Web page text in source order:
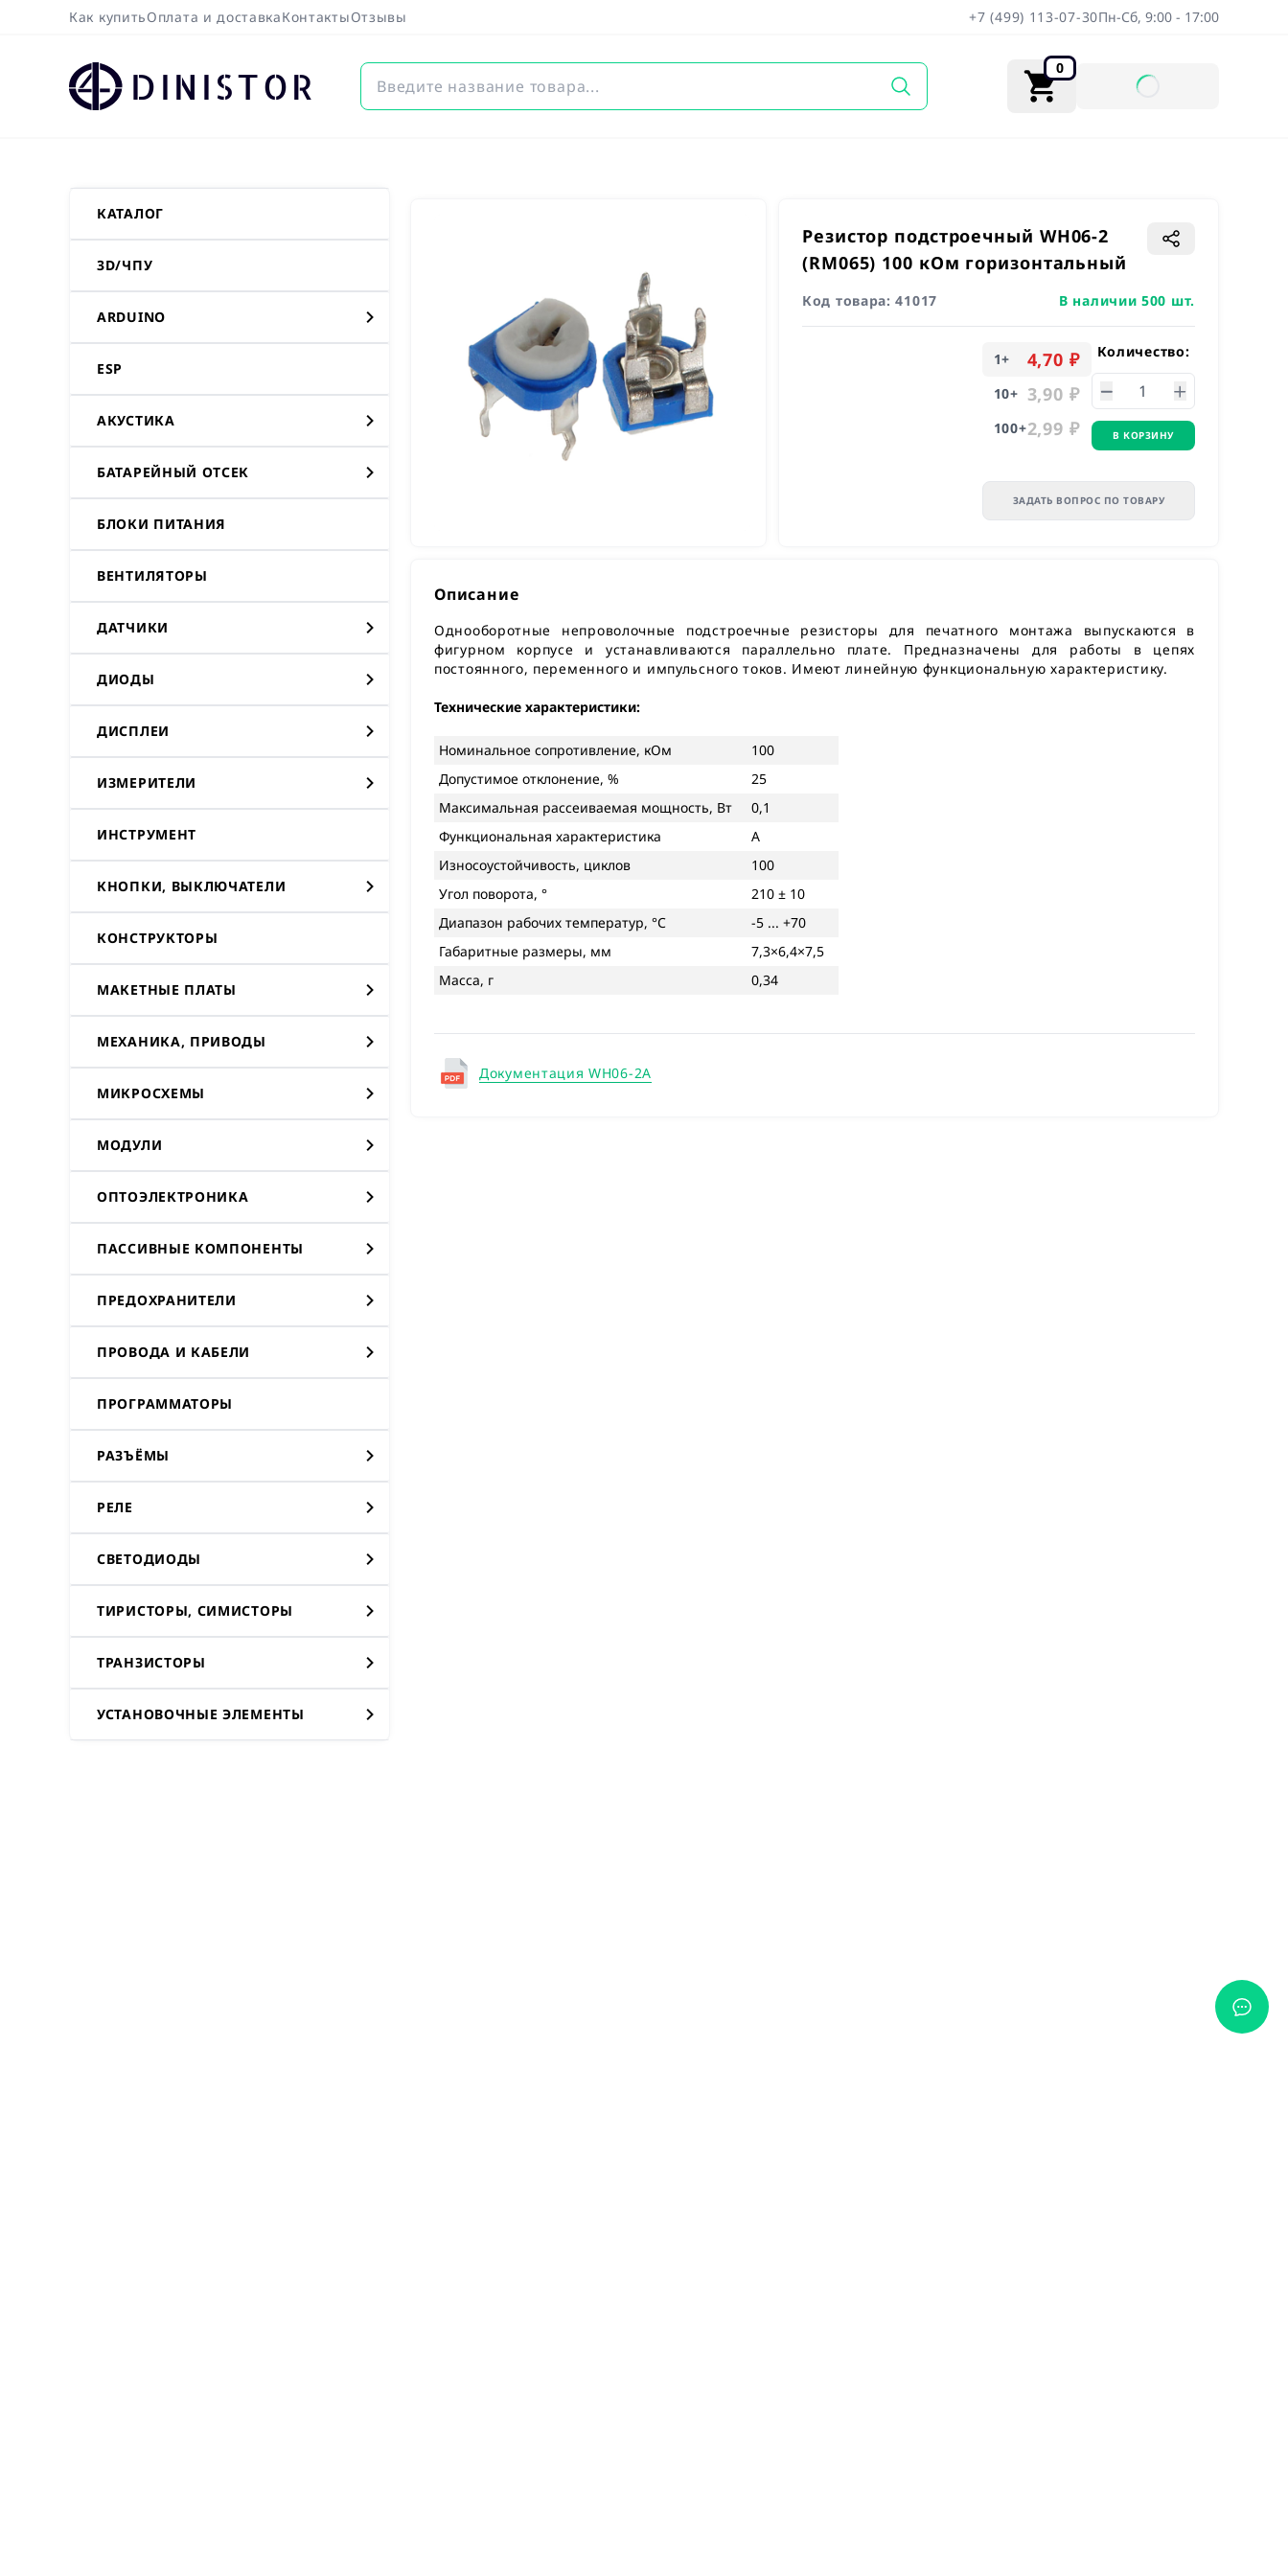
Как купитьОплата и доставкаКонтактыОтзывы +7 (499) 113-07-30Пн-Сб, 9:00 - 17:00
DINISTOR 0
КАТАЛОГ
3D/ЧПУ
ARDUINO
ESP
АКУСТИКА
БАТАРЕЙНЫЙ ОТСЕК
БЛОКИ ПИТАНИЯ
ВЕНТИЛЯТОРЫ
ДАТЧИКИ
ДИОДЫ
ДИСПЛЕИ
ИЗМЕРИТЕЛИ
ИНСТРУМЕНТ
КНОПКИ, ВЫКЛЮЧАТЕЛИ
КОНСТРУКТОРЫ
МАКЕТНЫЕ ПЛАТЫ
МЕХАНИКА, ПРИВОДЫ
МИКРОСХЕМЫ
МОДУЛИ
ОПТОЭЛЕКТРОНИКА
ПАССИВНЫЕ КОМПОНЕНТЫ
ПРЕДОХРАНИТЕЛИ
ПРОВОДА И КАБЕЛИ
ПРОГРАММАТОРЫ
РАЗЪЁМЫ
РЕЛЕ
СВЕТОДИОДЫ
ТИРИСТОРЫ, СИМИСТОРЫ
ТРАНЗИСТОРЫ
УСТАНОВОЧНЫЕ ЭЛЕМЕНТЫ
Резистор подстроечный WH06-2
(RM065) 100 кОм горизонтальный
Код товара:41017 В наличии 500 шт.
1+ 4,70 ₽
10+ 3,90 ₽
100+2,99 ₽
Количество:
В КОРЗИНУ
ЗАДАТЬ ВОПРОС ПО ТОВАРУ
Описание
Однооборотные непроволочные подстроечные резисторы
для печатного монтажа выпускаются в
фигурном корпусе и устанавливаются параллельно плате. Предназначены для работы в цепях
постоянного, переменного и импульсного токов. Имеют линейную функциональную характеристику.
Технические характеристики:
Номинальное сопротивление, кОм
100
Допустимое отклонение, %
25
Максимальная рассеиваемая мощность, Вт
0,1
Функциональная характеристика
А
Износоустойчивость, циклов
100
Угол поворота, °
210 ± 10
Диапазон рабочих температур, °С
-5 ... +70
Габаритные размеры, мм
7,3×6,4×7,5
Масса, г
0,34
Документация WH06-2A